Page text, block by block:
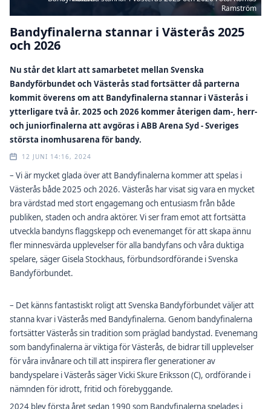
Ramström
Bandyfinalerna stannar i Västerås 2025
och 2026
Nu står det klart att samarbetet mellan Svenska
Bandyförbundet och Västerås stad fortsätter då parterna
kommit överens om att Bandyfinalerna stannar i Västerås i
ytterligare två år. 2025 och 2026 kommer återigen dam-, herr-
och juniorfinalerna att avgöras i ABB Arena Syd - Sveriges
största inomhusarena för bandy.
12 JUNI 14:16, 2024
– Vi är mycket glada över att Bandyfinalerna kommer att spelas i
Västerås både 2025 och 2026. Västerås har visat sig vara en mycket
bra värdstad med stort engagemang och entusiasm från både
publiken, staden och andra aktörer. Vi ser fram emot att fortsätta
utveckla bandyns flaggskepp och evenemanget för att skapa ännu
fler minnesvärda upplevelser för alla bandyfans och våra duktiga
spelare, säger Gisela Stockhaus, förbundsordförande i Svenska
Bandyförbundet.
– Det känns fantastiskt roligt att Svenska Bandyförbundet väljer att
stanna kvar i Västerås med Bandyfinalerna. Genom bandyfinalerna
fortsätter Västerås sin tradition som präglad bandystad. Evenemang
som bandyfinalerna är viktiga för Västerås, de bidrar till upplevelser
för våra invånare och till att inspirera fler generationer av
bandyspelare i Västerås säger Vicki Skure Eriksson (C), ordförande i
nämnden för idrott, fritid och förebyggande.
2024 blev första året sedan 1990 som Bandyfinalerna spelades i